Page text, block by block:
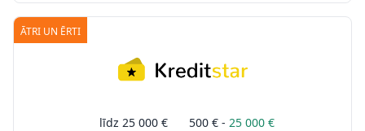
ĀTRI UN ĒRTI
līdz 25 000 €
500 € - 25 000 €